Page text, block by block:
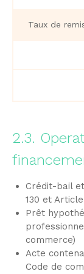
Taux de
2.3.
Crédit-bail
130 et
Prêt
commerce)
Acte
Code de